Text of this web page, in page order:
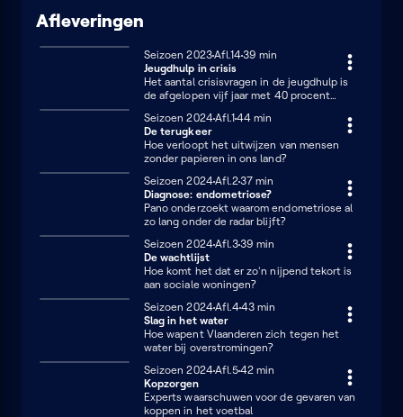
Afleveringen
Seizoen 2023Afl.1439 minuten
39 min
Jeugdhulp in crisis
Het aantal crisisvragen in de jeugdhulp is
de afgelopen vijf jaar met 40 procent
Seizoen 2024Afl.144 minuten
44 min
De terugkeer
Hoe verloopt het uitwijzen van mensen
zonder papieren in ons land?
Seizoen 2024Afl.237 minuten
37 min
Diagnose: endometriose?
Pano onderzoekt waarom endometriose al
zo lang onder de radar blijft?
Seizoen 2024Afl.339 minuten
39 min
De wachtlijst
Hoe komt het dat er zo'n nijpend tekort is
aan sociale woningen?
Seizoen 2024Afl.443 minuten
43 min
Slag in het water
Hoe wapent Vlaanderen zich tegen het
water bij overstromingen?
Seizoen 2024Afl.542 minuten
42 min
Kopzorgen
Experts waarschuwen voor de gevaren van
koppen in het voetbal